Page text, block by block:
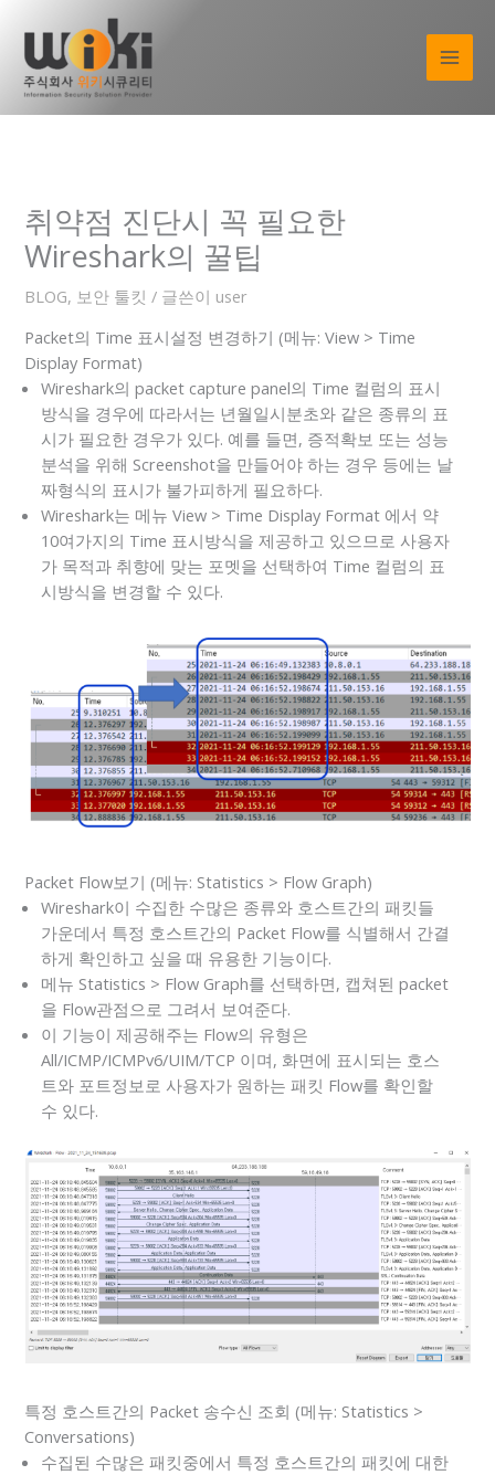
건
취약점 진단시 꼭 필요한
Wireshark의 꿀팁
BLOG, 보안 툴킷 / 글쓴이 user
Packet의 Time 표시설정 변경하기 (메뉴: View > Time
Display Format)
Wireshark의 packet capture panel의 Time 컬럼의 표시
방식을 경우에 따라서는 년월일시분초와 같은 종류의 표
시가 필요한 경우가 있다. 예를 들면, 증적확보 또는 성능
분석을 위해 Screenshot을 만들어야 하는 경우 등에는 날
짜형식의 표시가 불가피하게 필요하다.
Wireshark는 메뉴 View > Time Display Format 에서 약
10여가지의 Time 표시방식을 제공하고 있으므로 사용자
가 목적과 취향에 맞는 포멧을 선택하여 Time 컬럼의 표
시방식을 변경할 수 있다.
Packet Flow보기 (메뉴: Statistics > Flow Graph)
Wireshark이 수집한 수많은 종류와 호스트간의 패킷들
가운데서 특정 호스트간의 Packet Flow를 식별해서 간결
하게 확인하고 싶을 때 유용한 기능이다.
메뉴 Statistics > Flow Graph를 선택하면, 캡쳐된 packet
을 Flow관점으로 그려서 보여준다.
이 기능이 제공해주는 Flow의 유형은
All/ICMP/ICMPv6/UIM/TCP 이며, 화면에 표시되는 호스
트와 포트정보로 사용자가 원하는 패킷 Flow를 확인할
수 있다.
특정 호스트간의 Packet 송수신 조회 (메뉴: Statistics >
Conversations)
수집된 수많은 패킷중에서 특정 호스트간의 패킷에 대한